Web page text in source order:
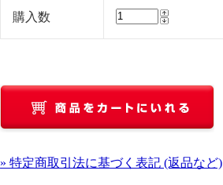
購入数
» 特定商取引法に基づく表記 (返品など)